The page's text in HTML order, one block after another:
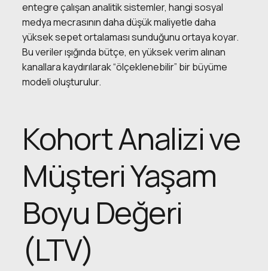
entegre çalışan analitik sistemler, hangi sosyal
medya mecrasının daha düşük maliyetle daha
yüksek sepet ortalaması sunduğunu ortaya koyar.
Bu veriler ışığında bütçe, en yüksek verim alınan
kanallara kaydırılarak “ölçeklenebilir” bir büyüme
modeli oluşturulur.
Kohort Analizi ve
Müşteri Yaşam
Boyu Değeri
(LTV)